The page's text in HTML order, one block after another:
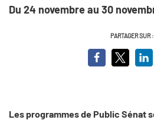
Du 24 novembre au 30
PARTAGER SUR :
Les programmes de Public Sénat